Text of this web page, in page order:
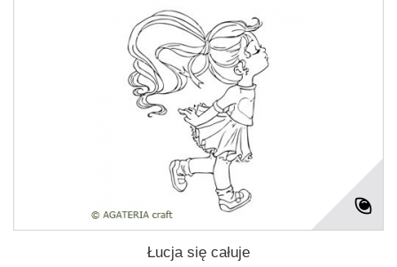
Łucja się całuje